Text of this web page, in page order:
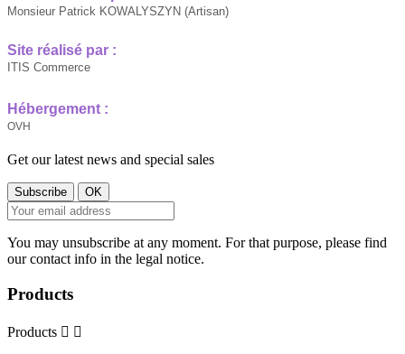
Monsieur Patrick KOWALYSZYN (Artisan)
Site réalisé par :
ITIS Commerce
Hébergement :
OVH
Get our latest news and special sales
You may unsubscribe at any moment. For that purpose, please find
our contact info in the legal notice.
Products
Products  